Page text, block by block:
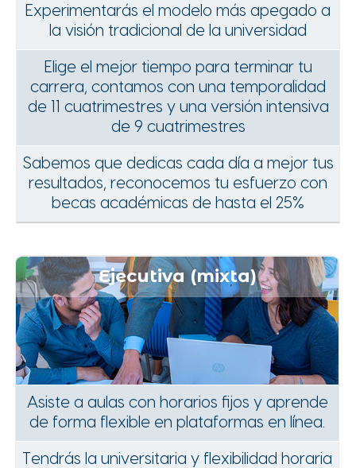
Experimentarás el modelo más apegado a
la visión tradicional de la universidad
Elige el mejor tiempo para terminar tu
carrera, contamos con una temporalidad
de 11 cuatrimestres y una versión intensiva
de 9 cuatrimestres
Sabemos que dedicas cada día a mejor tus
resultados, reconocemos tu esfuerzo con
becas académicas de hasta el 25%
Ejecutiva (mixta)
Asiste a aulas con horarios fijos y aprende
de forma flexible en plataformas en línea.
Tendrás la universitaria y flexibilidad horaria